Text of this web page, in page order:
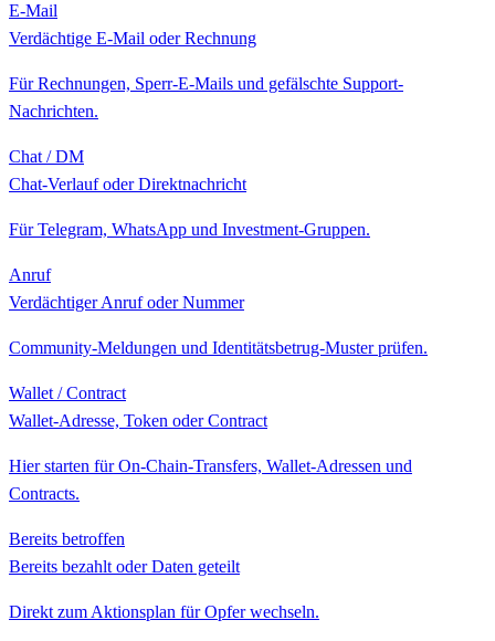
E-Mail
Verdächtige E-Mail oder Rechnung
Für Rechnungen, Sperr-E-Mails und gefälschte Support-
Nachrichten.
Chat / DM
Chat-Verlauf oder Direktnachricht
Für Telegram, WhatsApp und Investment-Gruppen.
Anruf
Verdächtiger Anruf oder Nummer
Community-Meldungen und Identitätsbetrug-Muster prüfen.
Wallet / Contract
Wallet-Adresse, Token oder Contract
Hier starten für On-Chain-Transfers, Wallet-Adressen und
Contracts.
Bereits betroffen
Bereits bezahlt oder Daten geteilt
Direkt zum Aktionsplan für Opfer wechseln.